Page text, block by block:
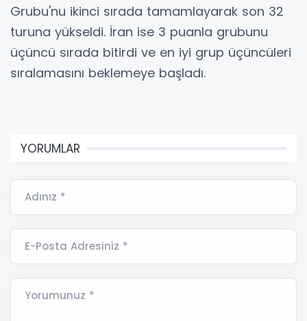
Grubu'nu ikinci sırada tamamlayarak son 32
turuna yükseldi. İran ise 3 puanla grubunu
üçüncü sırada bitirdi ve en iyi grup üçüncüleri
sıralamasını beklemeye başladı.
YORUMLAR
Adınız *
E-Posta Adresiniz *
Yorumunuz *